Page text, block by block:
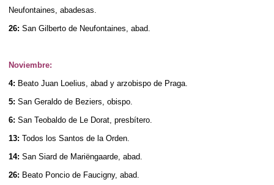
Neufontaines, abadesas.
26: San Gilberto de Neufontaines, abad.
Noviembre:
4: Beato Juan Loelius, abad y arzobispo de Praga.
5: San Geraldo de Beziers, obispo.
6: San Teobaldo de Le Dorat, presbítero.
13: Todos los Santos de la Orden.
14: San Siard de Mariëngaarde, abad.
26: Beato Poncio de Faucigny, abad.